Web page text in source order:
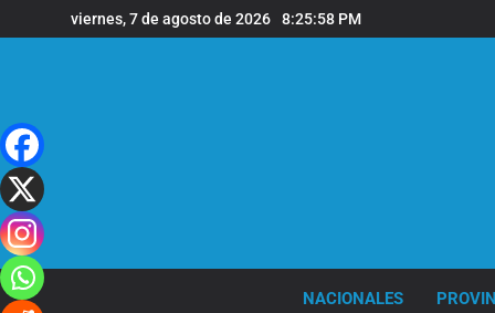
al
viernes, 7 de agosto de 2026 8:25:59 PM
NACIONALES